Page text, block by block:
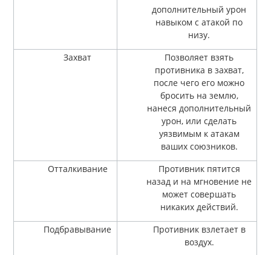
дополнительный урон
навыком с атакой по
низу.
Захват
Позволяет взять
противника в захват,
после чего его можно
бросить на землю,
нанеся дополнительный
урон, или сделать
уязвимым к атакам
ваших союзников.
Отталкивание
Противник пятится
назад и на мгновение не
может совершать
никаких действий.
Подбравывание
Противник взлетает в
воздух.